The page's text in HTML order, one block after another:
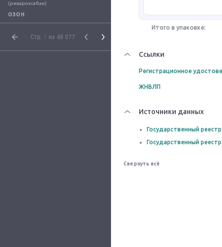
(ривароксабан)
ОЗОН
Стр. 1 из 48 077
Итого в упаковке:
Ссылки
Регистрационное
ЖНВЛП
Источники данных
Государственный
Государственный
Свернуть всё